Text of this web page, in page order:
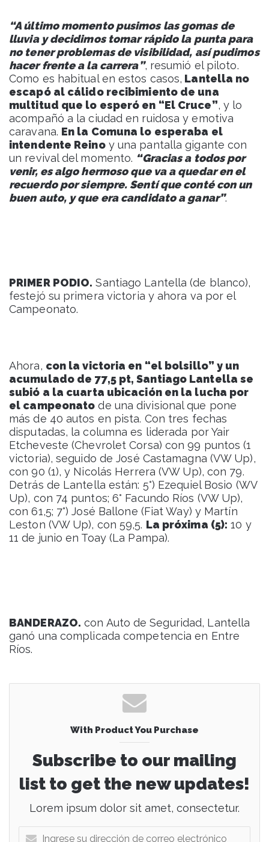
“A último momento pusimos las gomas de
lluvia y decidimos tomar rápido la punta para
no tener problemas de visibilidad, así pudimos
hacer frente a la carrera”, resumió el piloto.
Como es habitual en estos casos, Lantella no
escapó al cálido recibimiento de una
multitud que lo esperó en “El Cruce”, y lo
acompañó a la ciudad en ruidosa y emotiva
caravana. En la Comuna lo esperaba el
intendente Reinoy una pantalla gigante con
un revival del momento. “Gracias a todos por
venir, es algo hermoso que va a quedar en el
recuerdo por siempre. Sentí que conté con un
buen auto, y que era candidato a ganar”.
PRIMER PODIO. Santiago Lantella (de blanco),
festejó su primera victoria y ahora va por el
Campeonato.
Ahora, con la victoria en “el bolsillo” y un
acumulado de 77,5 pt, Santiago Lantella se
subió a la cuarta ubicación en la lucha por
el campeonato de una divisional que pone
más de 40 autos en pista. Con tres fechas
disputadas, la columna es liderada por Yair
Etcheveste (Chevrolet Corsa) con 99 puntos (1
victoria), seguido de José Castamagna (VW Up),
con 90 (1), y Nicolás Herrera (VW Up), con 79.
Detrás de Lantella están: 5°) Ezequiel Bosio (WV
Up), con 74 puntos; 6° Facundo Ríos (VW Up),
con 61,5; 7°) José Ballone (Fiat Way) y Martín
Leston (VW Up), con 59,5. La próxima (5): 10 y
11 de junio en Toay (La Pampa).
BANDERAZO. con Auto de Seguridad, Lantella
ganó una complicada competencia en Entre
Ríos.
With Product You Purchase
Subscribe to our mailing
list to get the new updates!
Lorem ipsum dolor sit amet, consectetur.